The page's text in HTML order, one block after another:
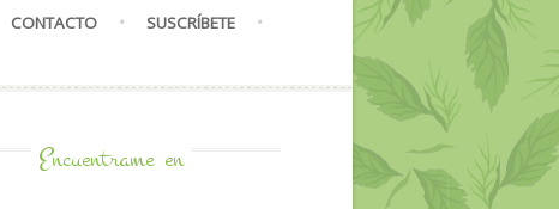
CONTACTO
SUSCRÍBETE
Encuentrame en